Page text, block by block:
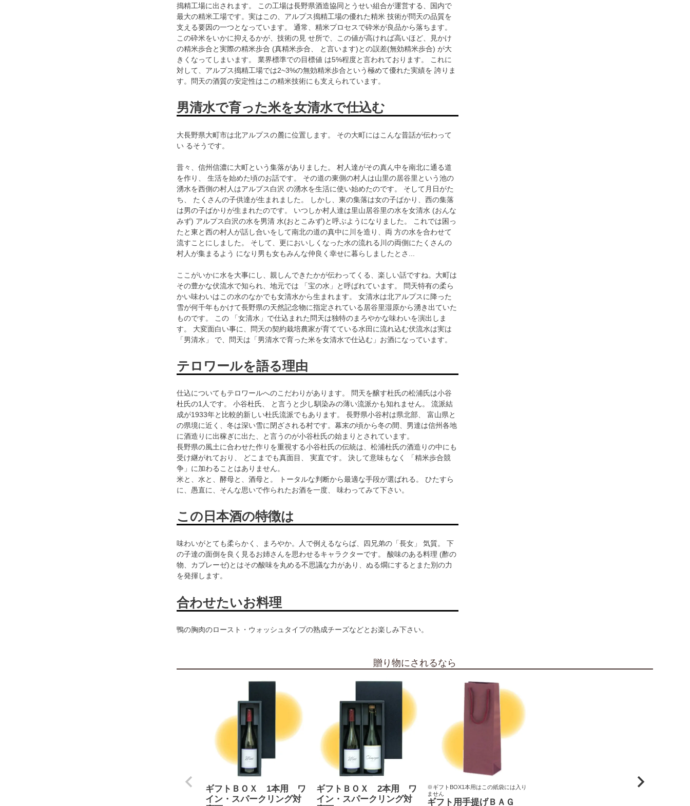
搗精工場に出されます。 この工場は長野県酒造協同とうせい組合が運営する、国内で
最大の精米工場です。実はこの、アルプス搗精工場の優れた精米 技術が問天の品質を
支える要因の一つとなっています。 通常、精米プロセスで砕米が良品から落ちます。
この砕米をいかに抑えるかが、技術の見 せ所で、この値が高ければ高いほど、見かけ
の精米歩合と実際の精米歩合 (真精米歩合、 と言います)との誤差(無効精米歩合) が大
きくなってしまいます。 業界標準での目標値 は5%程度と言われております。 これに
対して、アルプス搗精工場では2~3%の無効精米歩合という極めて優れた実績を 誇りま
す。問天の酒質の安定性はこの精米技術にも支えられています。
男清水で育った米を女清水で仕込む
大長野県大町市は北アルプスの麓に位置します。 その大町にはこんな昔話が伝わって
い るそうです。
昔々、信州信濃に大町という集落がありました。 村人達がその真ん中を南北に通る道
を作り、 生活を始めた頃のお話です。 その道の東側の村人は山里の居谷里という池の
湧水を西側の村人はアルプス白沢 の湧水を生活に使い始めたのです。 そして月日がた
ち、 たくさんの子供達が生まれました。 しかし、東の集落は女の子ばかり、西の集落
は男の子ばかりが生まれたのです。 いつしか村人達は里山居谷里の水を女清水 (おんな
みず) アルプス白沢の水を男清 水(おとこみず)と呼ぶようになりました。 これでは困っ
たと東と西の村人が話し合いをして南北の道の真中に川を造り、両 方の水を合わせて
流すことにしました。 そして、更においしくなった水の流れる川の両側にたくさんの
村人が集まるよう になり男も女もみんな仲良く幸せに暮らしましたとさ...
ここがいかに水を大事にし、親しんできたかが伝わってくる、楽しい話ですね。大町は
その豊かな伏流水で知られ、地元では 「宝の水」と呼ばれています。 問天特有の柔ら
かい味わいはこの水のなかでも女清水から生まれます。 女清水は北アルプスに降った
雪が何千年もかけて長野県の天然記念物に指定されている居谷里湿原から湧き出ていた
ものです。 この 「女清水」で仕込まれた問天は独特のまろやかな味わいを演出しま
す。 大変面白い事に、問天の契約栽培農家が育てている水田に流れ込む伏流水は実は
「男清水」 で、問天は「男清水で育った米を女清水で仕込む」お酒になっています。
テロワールを語る理由
仕込についてもテロワールへのこだわりがあります。 問天を醸す杜氏の松浦氏は小谷
杜氏の1人です。 小谷杜氏、 と言うと少し馴染みの薄い流派かも知れません。 流派結
成が1933年と比較的新しい杜氏流派でもあります。 長野県小谷村は県北部、 富山県と
の県境に近く、冬は深い雪に閉ざされる村です。幕末の頃から冬の間、男達は信州各地
に酒造りに出稼ぎに出た、と言うのが小谷杜氏の始まりとされています。
長野県の風土に合わせた作りを重視する小谷杜氏の伝統は、松浦杜氏の酒造りの中にも
受け継がれており、 どこまでも真面目、 実直です。 決して意味もなく 「精米歩合競
争」に加わることはありません。
米と、水と、酵母と、酒母と。 トータルな判断から最適な手段が選ばれる。 ひたすら
に、愚直に、そんな思いで作られたお酒を一度、 味わってみて下さい。
この日本酒の特徴は
味わいがとても柔らかく、まろやか。人で例えるならば、四兄弟の「長女」 気質。 下
の子達の面倒を良く見るお姉さんを思わせるキャラクターです。 酸味のある料理 (酢の
物、カプレーゼ)とはその酸味を丸める不思議な力があり、ぬる燗にするとまた別の力
を発揮します。
合わせたいお料理
鴨の胸肉のロースト・ウォッシュタイプの熟成チーズなどとお楽しみ下さい。
贈り物にされるなら
ギフトＢＯＸ 1本用 ワ
イン・スパークリング対
ギフトＢＯＸ 2本用 ワ
イン・スパークリング対
※ギフトBOX1本用はこの紙袋には入り
ません
ギフト用手提げＢＡＧ